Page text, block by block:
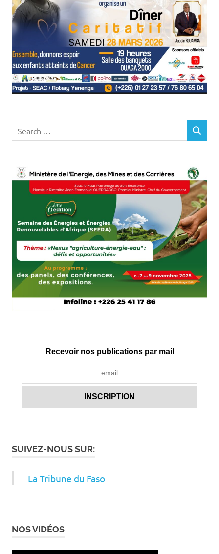
for:
SEARCH
Recevoir nos publications par mail
SUIVEZ-NOUS SUR:
La Tribune du Faso
NOS VIDÉOS